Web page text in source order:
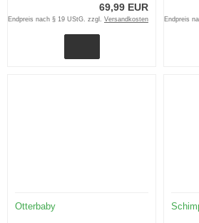
69,99 EUR
Endpreis nach § 19 UStG. zzgl. Versandkosten Endpreis
Otterbaby